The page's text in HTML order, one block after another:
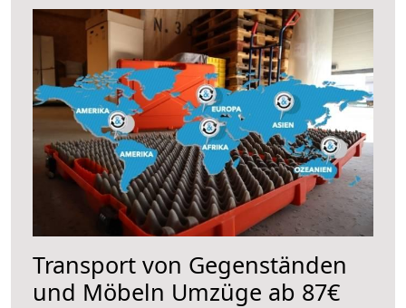
Transport von Gegenständen
und Möbeln Umzüge ab 87€